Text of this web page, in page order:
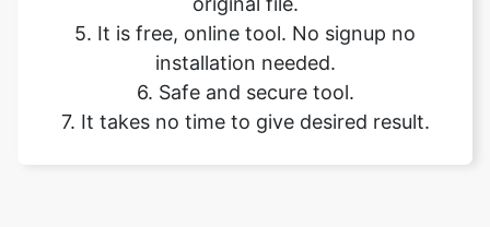
7. It takes no time to give desired result.